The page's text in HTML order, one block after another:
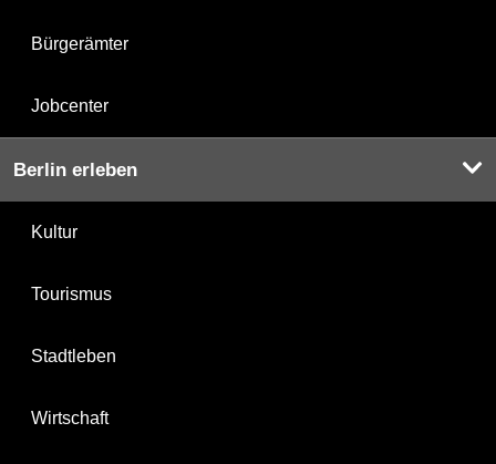
Bürgerämter
Jobcenter
Berlin erleben
Kultur
Tourismus
Stadtleben
Wirtschaft